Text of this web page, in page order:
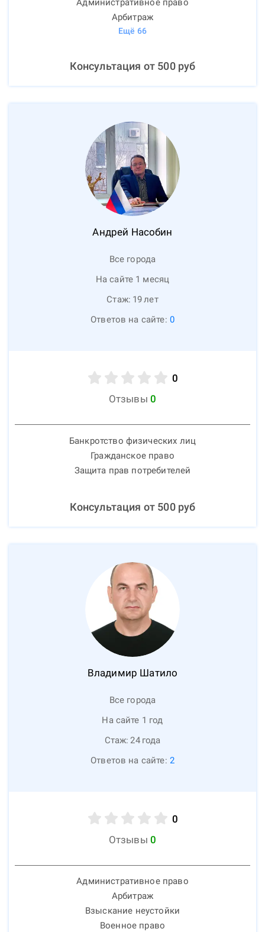
Административное право
Арбитраж
Ещё 66
Консультация от 500руб
Андрей Насобин
Все города
На сайте 1 месяц
Стаж: 19лет
Ответов на сайте: 0
0
Отзывы 0
Банкротство физических лиц
Гражданское право
Защита прав потребителей
Консультация от 500руб
Владимир Шатило
Все города
На сайте 1 год
Стаж: 24 года
Ответов на сайте: 2
0
Отзывы 0
Административное право
Арбитраж
Взыскание неустойки
Военное право